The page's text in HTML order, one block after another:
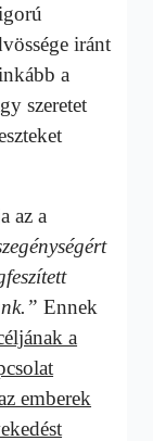
iránt
a
szeretet
az a
Ennek
a
emberek